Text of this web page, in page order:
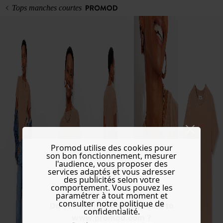
Do you want to be redirected to
www.promod.com ?
Tops manches courtes
Promod utilise des cookies pour
son bon fonctionnement, mesurer
l'audience, vous proposer des
services adaptés et vous adresser
des publicités selon votre
comportement. Vous pouvez les
paramétrer à tout moment et
consulter notre politique de
confidentialité.